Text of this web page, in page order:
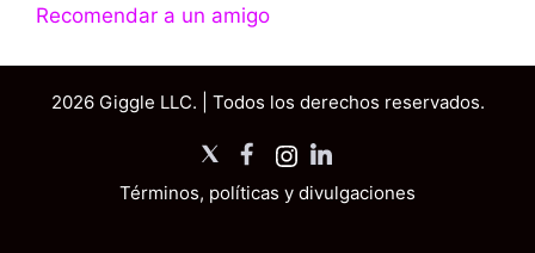
Recomendar a un amigo
2026 Giggle LLC. | Todos los derechos reservados.
X Facebook
Instagram
LinkedIn
Términos, políticas y divulgaciones